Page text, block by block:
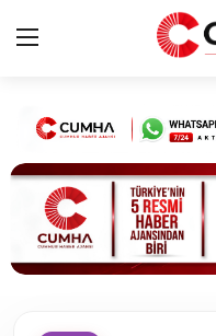
Kurumsal
Cumhurbaşkanlığı
Bakanlıklar